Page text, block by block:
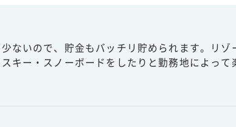
ないので、貯金もバッチリ貯められます。リ
キー・スノーボードをしたりと勤務地によって